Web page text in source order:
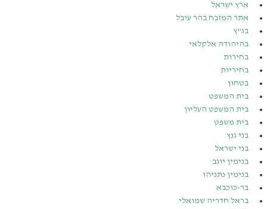
ארץ ישראל
אתר המזבח בהר עיבל
בג”ץ
בהיהודה אלקלאי
בחירות
בחיריות
בטחון
בית המשפט
בית המשפט העליון
בית משפט
בני גנץ
בני ישראל
בנימין יוגב
בנימין נתניהו
בר-כוכבא
בראל חדריה שמואלי